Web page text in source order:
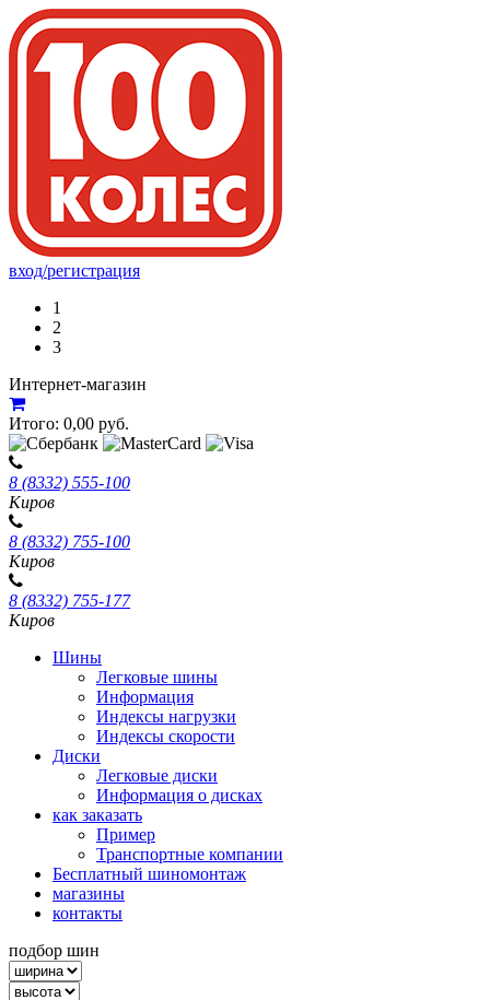
вход/регистрация
1
2
3
Интернет-магазин
Итого: 0,00 руб.
8 (8332) 555-100
Киров
8 (8332) 755-100
Киров
8 (8332) 755-177
Киров
Шины
Легковые шины
Информация
Индексы нагрузки
Индексы скорости
Диски
Легковые диски
Информация о дисках
как заказать
Пример
Транспортные компании
Бесплатный шиномонтаж
магазины
контакты
подбор шин